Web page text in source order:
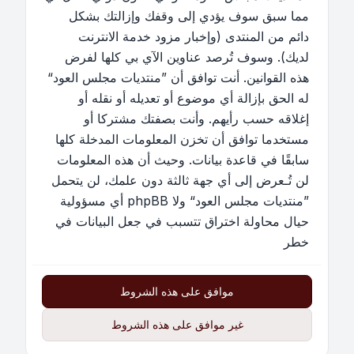
مما سبق سوف يؤدي إلى وقفك وإزالتك بشكل
دائم من المنتدى (وإخبار مزود خدمة الانترنت
لديك). وسوف تُرصد عناوين الآي بي كلها لفرض
هذه القوانين. أنت توافق أن ”منتديات مجلس العود“
له الحق بإزالة أي موضوع أو تعديله أو نقله أو
إغلاقه حسب رأيهم. وأنت بصفتك مشتركا أو
مستخدما توافق أن تخزن المعلومات المدخلة كلها
سابقًا في قاعدة بيانات. وحيث أن هذه المعلومات
لن تُـعرض إلى أي جهة ثالثة دون علمك، لن يتحمل
”منتديات مجلس العود“ ولا phpBB أي مسؤولية
حيال محاولة اختراق تتسبب في جعل البيانات في
خطر
موافق على هذه الشروط
غير موافق على هذه الشروط